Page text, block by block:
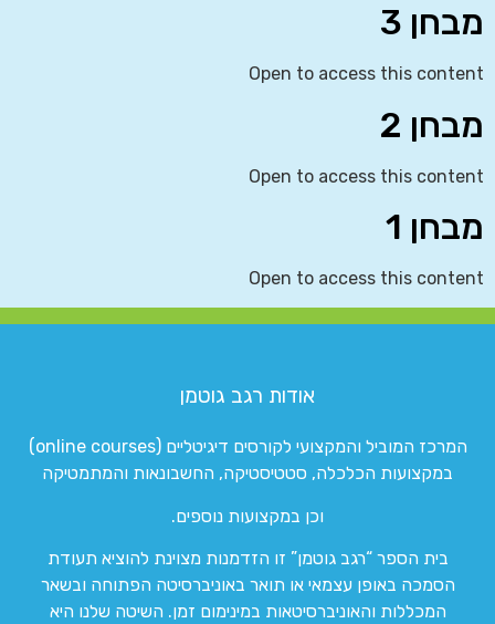
מבחן 3
Open to access this content
מבחן 2
Open to access this content
מבחן 1
Open to access this content
אודות רגב גוטמן
המרכז המוביל והמקצועי לקורסים דיגיטליים (online courses)
במקצועות הכלכלה, סטטיסטיקה, החשבונאות והמתמטיקה
וכן במקצועות נוספים.
בית הספר “רגב גוטמן” זו הזדמנות מצוינת להוציא תעודת
הסמכה באופן עצמאי או תואר באוניברסיטה הפתוחה ובשאר
המכללות והאוניברסיטאות במינימום זמן. השיטה שלנו היא